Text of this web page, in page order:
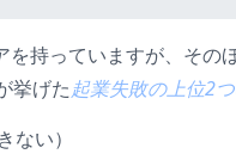
持っていますが、その
挙げた起業失敗の上位2
ない）